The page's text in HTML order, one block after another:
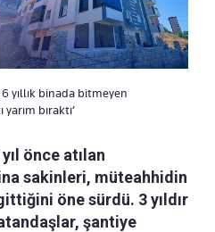
yıllık binada bitmeyen
bıraktı’
önce atılan
sakinleri, müteahhidin
öne sürdü. 3 yıldır
şantiye